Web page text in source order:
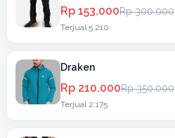
Rp 153.000Rp 300.000
Terjual 5.210
Draken
Rp 210.000Rp 350.000
Terjual 2.175